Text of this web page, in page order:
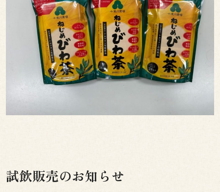
試飲販売のお知らせ